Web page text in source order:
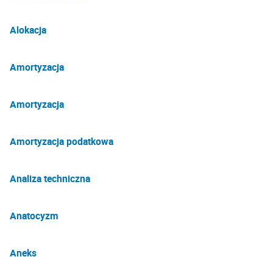
Alokacja
Amortyzacja
Amortyzacja
Amortyzacja podatkowa
Analiza techniczna
Anatocyzm
Aneks